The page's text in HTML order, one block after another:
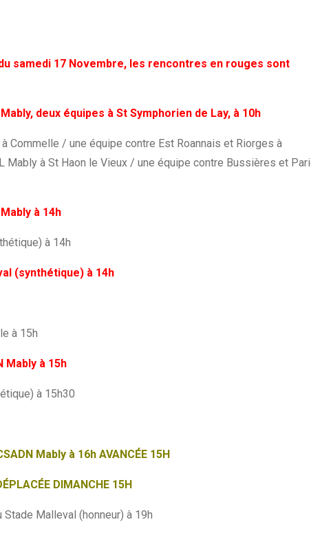
samedi 17 Novembre, les rencontres en rouges sont
deux équipes à St Symphorien de Lay, à 10h
Commelle / une équipe contre Est Roannais et Riorges à
Mably à St Haon le Vieux / une équipe contre Bussières et
à 14h
à 14h
(synthétique) à 14h
à 15h
Mably à 15h
à 15h30
Mably à 16h AVANCÉE 15H
DIMANCHE 15H
Stade Malleval (honneur) à 19h